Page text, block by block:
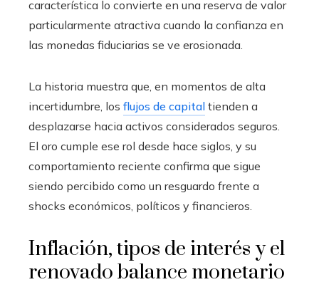
característica lo convierte en una reserva de valor
particularmente atractiva cuando la confianza en
las monedas fiduciarias se ve erosionada.
La historia muestra que, en momentos de alta
incertidumbre, los flujos de capital tienden a
desplazarse hacia activos considerados seguros.
El oro cumple ese rol desde hace siglos, y su
comportamiento reciente confirma que sigue
siendo percibido como un resguardo frente a
shocks económicos, políticos y financieros.
Inflación, tipos de interés y el
renovado balance monetario